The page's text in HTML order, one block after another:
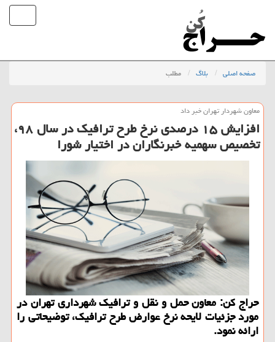
صفحه اصلی بلاگ مطلب
معاون شهردار تهران خبر داد
افزایش ۱۵ درصدی نرخ طرح ترافیك در سال ۹۸،
تخصیص سهمیه خبرنگاران در اختیار شورا
حراج كن: معاون حمل و نقل و ترافیك شهرداری تهران در
مورد جزئیات لایحه نرخ عوارض طرح ترافیك، توضیحاتی را
ارائه نمود.